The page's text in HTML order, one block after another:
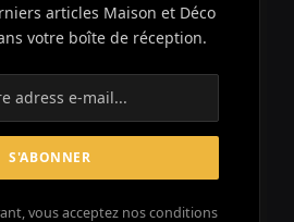
articles Maison et Déco
votre boîte de réception.
vous acceptez nos conditions